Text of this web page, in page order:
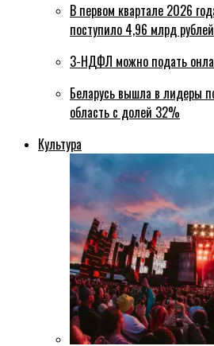
В первом квартале 2026
поступило 4,96 млрд рублей
3-НДФЛ можно подать
Беларусь вышла в лидеры
область с долей 32%
Культура